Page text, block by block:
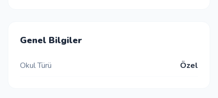
Genel Bilgiler
Okul Türü Özel